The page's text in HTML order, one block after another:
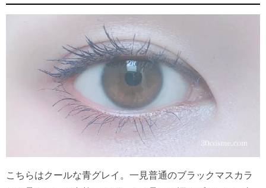
こちらはクールな青グレイ。一見普通のブラックマスカラ